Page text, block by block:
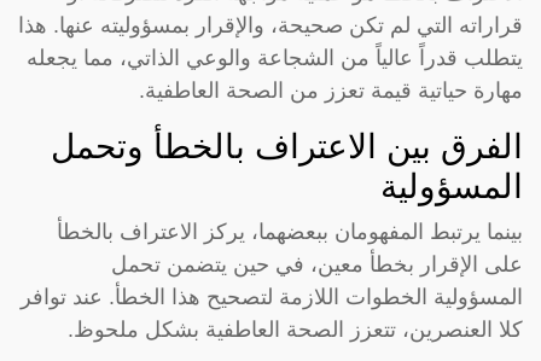
قراراته التي لم تكن صحيحة، والإقرار بمسؤوليته عنها. هذا
يتطلب قدراً عالياً من الشجاعة والوعي الذاتي، مما يجعله
مهارة حياتية قيمة تعزز من الصحة العاطفية.
الفرق بين الاعتراف بالخطأ وتحمل
المسؤولية
بينما يرتبط المفهومان ببعضهما، يركز الاعتراف بالخطأ
على الإقرار بخطأ معين، في حين يتضمن تحمل
المسؤولية الخطوات اللازمة لتصحيح هذا الخطأ. عند توافر
كلا العنصرين، تتعزز الصحة العاطفية بشكل ملحوظ.